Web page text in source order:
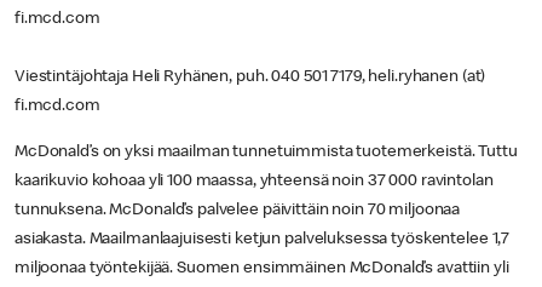
fi.mcd.com
Viestintäjohtaja Heli Ryhänen, puh. 040 501 7179, heli.ryhanen (at)
fi.mcd.com
McDonald’s on yksi maailman tunnetuimmista tuotemerkeistä. Tuttu
kaarikuvio kohoaa yli 100 maassa, yhteensä noin 37 000 ravintolan
tunnuksena. McDonald’s palvelee päivittäin noin 70 miljoonaa
asiakasta. Maailmanlaajuisesti ketjun palveluksessa työskentelee 1,7
miljoonaa työntekijää. Suomen ensimmäinen McDonald’s avattiin yli